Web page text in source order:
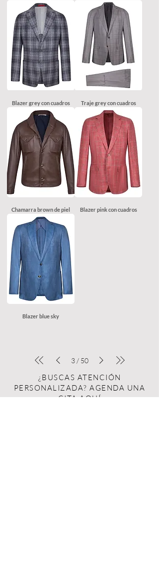
Blazer grey con cuadros Traje grey con cuadros
Chamarra brown de piel Blazer pink con cuadros
Blazer blue sky
3 / 50
¿BUSCAS ATENCIÓN
PERSONALIZADA? AGENDA UNA
CITA AQUÍ